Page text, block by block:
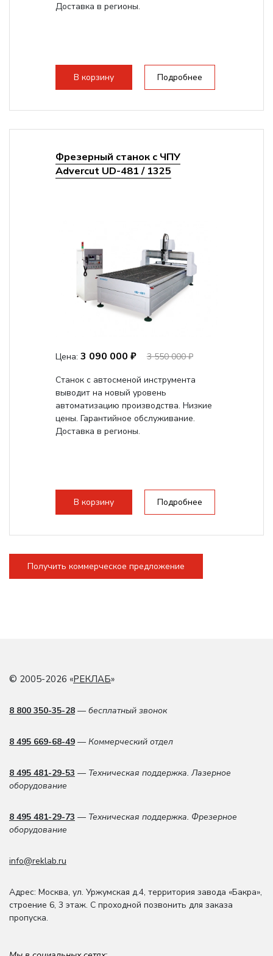
Доставка в регионы.
В корзину Подробнее
Фрезерный станок с ЧПУ
Advercut UD-481 / 1325
Цена: 3 090 000 ₽
3 550 000 ₽
Станок с автосменой инструмента
выводит на новый уровень
автоматизацию производства. Низкие
цены. Гарантийное обслуживание.
Доставка в регионы.
В корзину Подробнее
Получить коммерческое предложение
© 2005-2026 «РЕКЛАБ»
8 800 350-35-28 — бесплатный звонок
8 495 669-68-49 — Коммерческий отдел
8 495 481-29-53 — Техническая поддержка. Лазерное
оборудование
8 495 481-29-73 — Техническая поддержка. Фрезерное
оборудование
info@reklab.ru
Адрес: Москва, ул. Уржумская д.4, территория завода «Бакра»,
строение 6, 3 этаж. С проходной позвонить для заказа
пропуска.